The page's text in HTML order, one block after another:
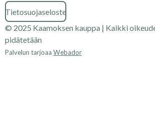
Tietosuojaseloste
© 2025 Kaamoksen kauppa | Kaikki
pidätetään
Palvelun tarjoaa Webador